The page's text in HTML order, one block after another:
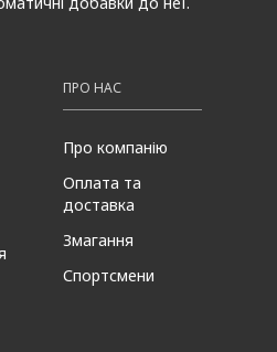
ПРО НАС
Про компанію
Оплата та
доставка
Змагання
Спортсмени